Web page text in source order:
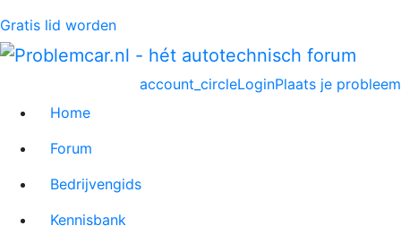
Gratis lid worden
Plaats je probleem
account_circleLogin
Home
Forum
Bedrijvengids
Kennisbank